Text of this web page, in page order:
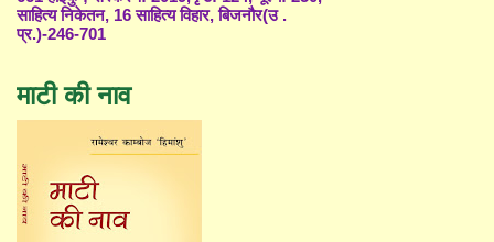
साहित्य निकेतन, 16 साहित्य विहार, बिजनौर(उ .
प्र.)-246-701
माटी की नाव